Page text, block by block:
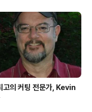
고의 커팅 전문가, Kevin